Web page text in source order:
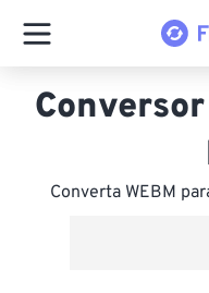
Converta WEBM